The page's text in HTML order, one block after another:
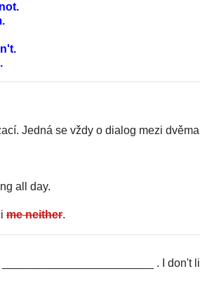
Jedná se vždy o dialog mezi
all day.
me neither.
. I don't